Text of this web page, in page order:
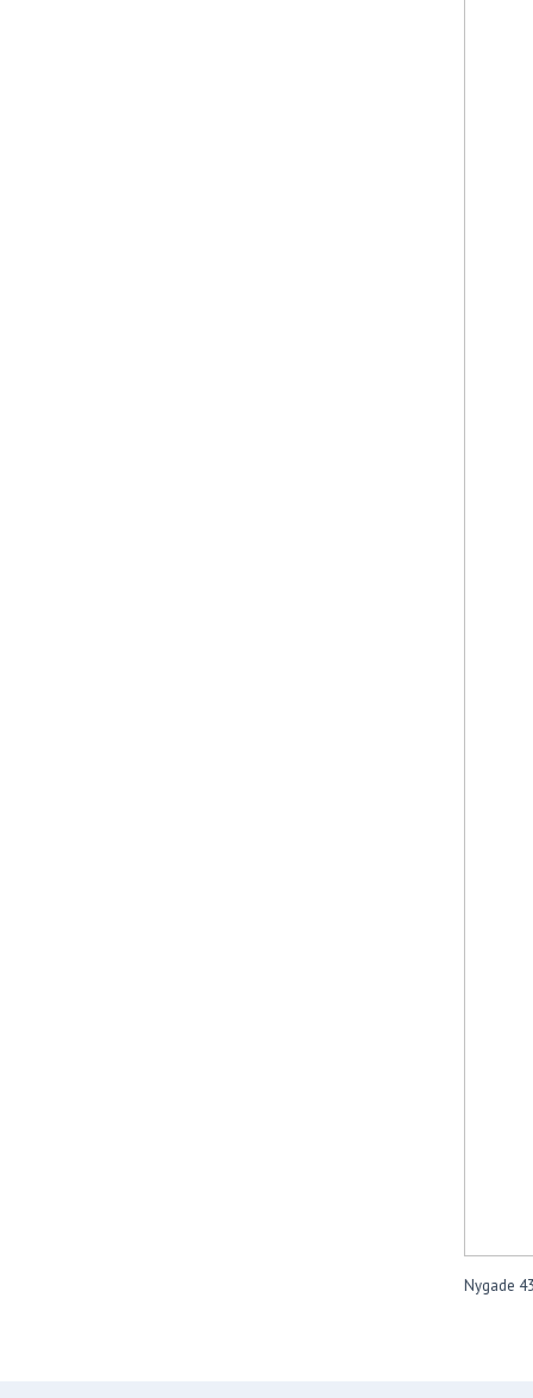
Nygade